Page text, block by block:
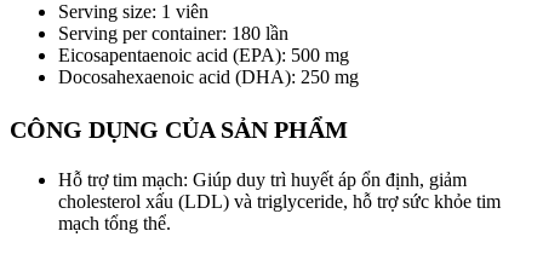
Serving size: 1 viên
Serving per container: 180 lần
Eicosapentaenoic acid (EPA): 500 mg
Docosahexaenoic acid (DHA): 250 mg
CÔNG DỤNG CỦA SẢN PHẨM
Hỗ trợ tim mạch: Giúp duy trì huyết áp ổn định, giảm
cholesterol xấu (LDL) và triglyceride, hỗ trợ sức khỏe tim
mạch tổng thể.